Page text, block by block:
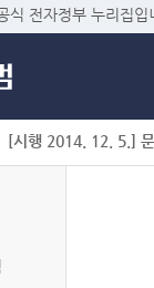
식 전자정부 누리집입
[시행 2014. 12. 5.]